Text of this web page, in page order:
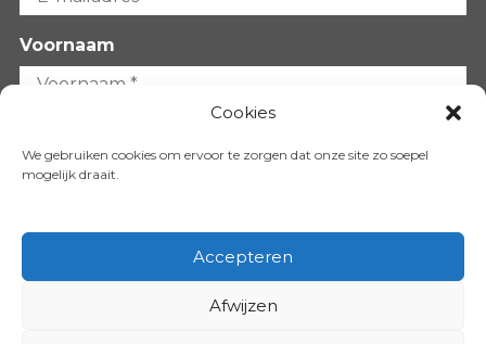
Cookies
We gebruiken cookies om ervoor te zorgen dat onze site zo soepel
mogelijk draait.
Accepteren
Afwijzen
Voornaam
VOLG ONS OP: